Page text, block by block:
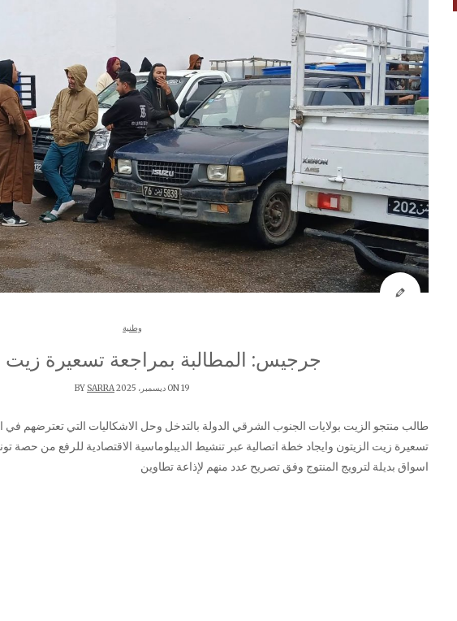
وطنية
جرجيس: المطالبة بمراجعة تسعيرة زيت
ON 19 ديسمبر، 2025 BY SARRA
طالب منتجو الزيت بولايات الجنوب الشرقي الدولة بالتدخل وحل الاشكاليات التي تعترضهم في الموسم الزيتي الحالي وذلك بمراجعة
تسعيرة زيت الزيتون وايجاد خطة اتصالية عبر تنشيط الديبلوماسية الاقتصادية للرفع من حصة
اسواق بديلة لترويج المنتوج وفق تصريح عدد منهم لإذاعة تطاوين